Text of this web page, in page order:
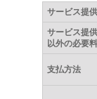
サービス提
サービス提
以外の必要
支払方法